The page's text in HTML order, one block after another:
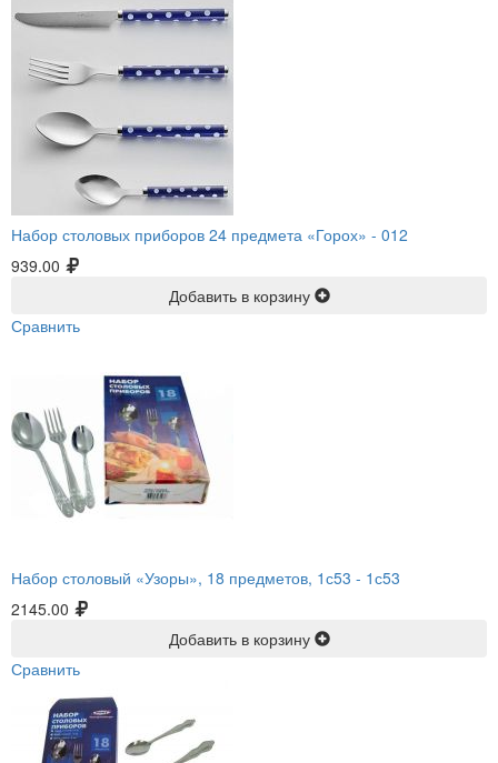
Набор столовых приборов 24 предмета «Горох» - 012
939.00
Добавить в корзину
Сравнить
Набор столовый «Узоры», 18 предметов, 1с53 - 1с53
2145.00
Добавить в корзину
Сравнить